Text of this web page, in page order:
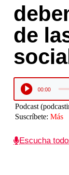
de
Reproductor
audio
00:00
Podcast
Suscríbete: Más
Escucha